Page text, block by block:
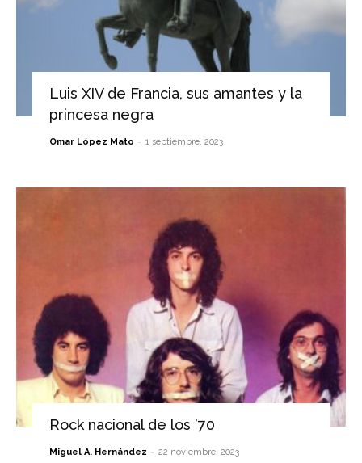
Luis XIV de Francia, sus amantes y la
princesa negra
Omar López Mato - 1 septiembre, 2023
Rock nacional de los ’70
Miguel A. Hernández - 22 noviembre, 2023